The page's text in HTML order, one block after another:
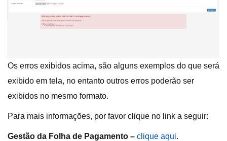
Os erros exibidos acima, são alguns exemplos do que será
exibido em tela, no entanto outros erros poderão ser
exibidos no mesmo formato.
Para mais informações, por favor clique no link a seguir:
Gestão da Folha de Pagamento – clique aqui.